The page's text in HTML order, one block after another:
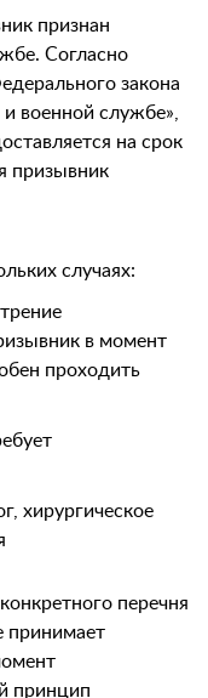
признан
Согласно
закона
военной службе»,
на срок
призывник
случаях:
в момент
проходить
хирургическое
перечня
принимает
принцип